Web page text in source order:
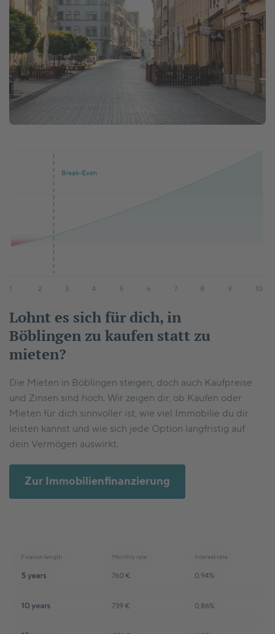
Lohnt es sich für dich, in
Böblingen zu kaufen statt zu
mieten?
Die Mieten in Böblingen steigen, doch auch Kaufpreise
und Zinsen sind hoch. Wir zeigen dir, ob Kaufen oder
Mieten für dich sinnvoller ist, wie viel Immobilie du dir
leisten kannst und wie sich jede Option langfristig auf
dein Vermögen auswirkt.
Zur Immobilienfinanzierung